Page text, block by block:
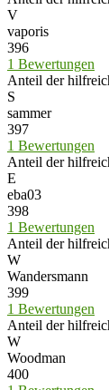
V
vaporis
396
1 Bewertungen
Anteil der
S
sammer
397
1 Bewertungen
Anteil der
E
eba03
398
1 Bewertungen
Anteil der
W
Wandersmann
399
1 Bewertungen
Anteil der
W
Woodman
400